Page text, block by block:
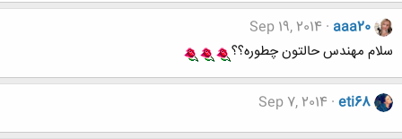
aaa20
Sep 19, 2014
سلام مهندس حالتون چطوره؟؟
eti68
Sep 7, 2014